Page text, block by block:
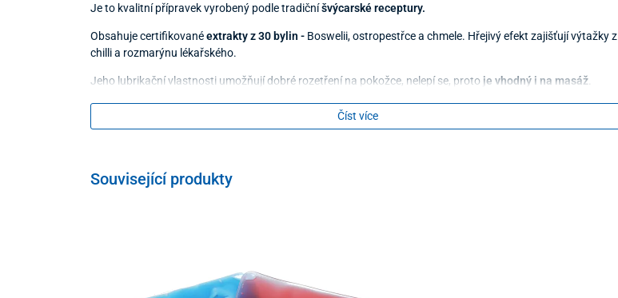
Je to kvalitní přípravek vyrobený podle tradičníšvýcarské receptury.
Obsahuje certifikovanéextrakty z 30 bylin - Boswelii, ostropestřce a chmele. Hřejivý efekt zajišťují výtažky z
chilli a rozmarýnu lékařského.
Jeho lubrikační vlastnosti umožňují dobré rozetření na pokožce, nelepí se, proto je vhodný i na masáž.
Má dlouhotrvající účinek, může se aplikovat i 2-krát denně jemným vmasírováním do pokožky.
Číst více
Související produkty